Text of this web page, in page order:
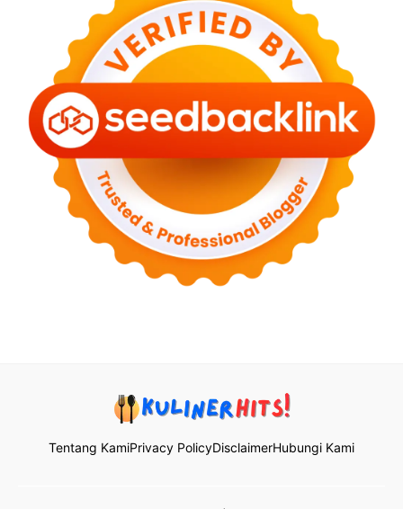
Tentang KamiPrivacy PolicyDisclaimerHubungi Kami